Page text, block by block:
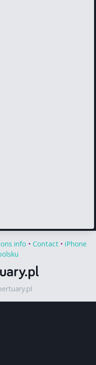
info • Contact• iPhone